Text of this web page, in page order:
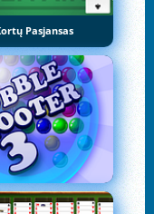
Pasjansas